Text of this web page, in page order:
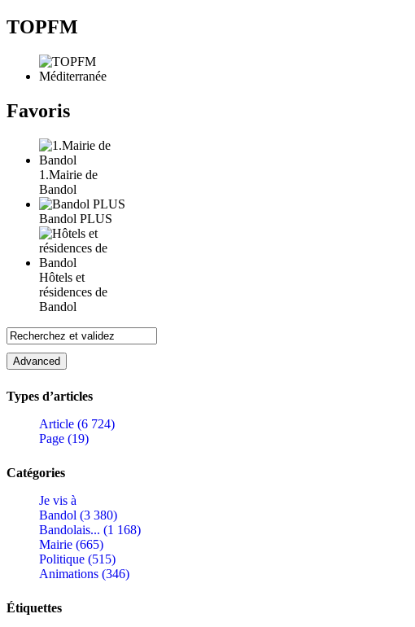
TOPFM
Favoris
1.Mairie de
Bandol
Bandol PLUS
Hôtels et
résidences de
Bandol
Types d’articles
Article (6 724)
Page (19)
Catégories
Je vis à
Bandol (3 380)
Bandolais... (1 168)
Mairie (665)
Politique (515)
Animations (346)
Étiquettes